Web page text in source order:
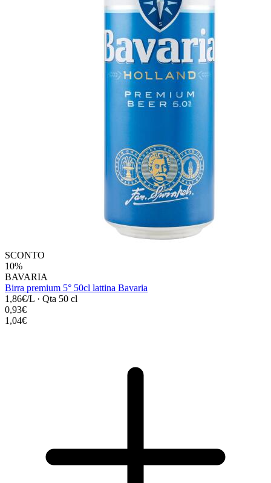
SCONTO
10%
BAVARIA
Birra premium 5° 50cl lattina Bavaria
1,86€/L · Qta 50 cl
0,93€
1,04€